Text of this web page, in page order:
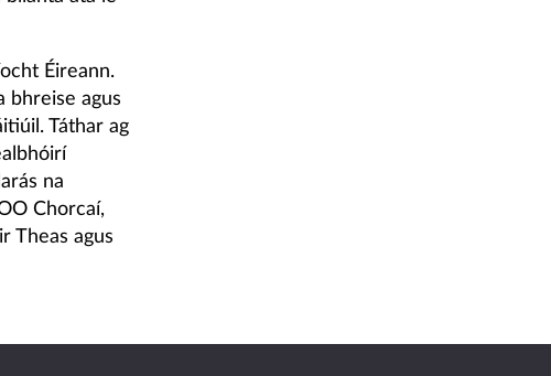
Éireann.
bhreise agus
Táthar ag
na
Chorcaí,
Theas agus